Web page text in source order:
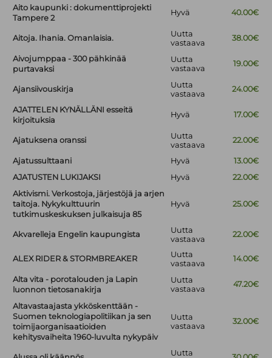
Aito kaupunki : dokumenttiprojekti
Tampere 2
Hyvä 40.00€
Aitoja. Ihania. Omanlaisia.
Uutta
vastaava
38.00€
Aivojumppaa - 300 pähkinää
purtavaksi
Uutta
vastaava
19.00€
Ajansiivouskirja
Uutta
vastaava
24.00€
AJATTELEN KYNÄLLÄNI esseitä
kirjoituksia
Hyvä 17.00€
Ajatuksena oranssi
Uutta
vastaava
22.00€
Ajatussulttaani Hyvä
13.00€
AJATUSTEN LUKIJAKSI
Hyvä
22.00€
Aktivismi. Verkostoja, järjestöjä ja arjen
taitoja. Nykykulttuurin
tutkimuskeskuksen julkaisuja 85
Hyvä 25.00€
Akvarelleja Engelin kaupungista
Uutta
vastaava
22.00€
ALEX RIDER & STORMBREAKER
Uutta
vastaava
14.00€
Alta vita - porotalouden ja Lapin
luonnon tietosanakirja
Uutta
vastaava
47.20€
Altavastaajasta ykköskenttään -
Suomen teknologiapolitiikan ja sen
toimijaorganisaatioiden
kehitysvaiheita 1960-luvulta nykypäiv
Uutta
vastaava
32.00€
Uutta